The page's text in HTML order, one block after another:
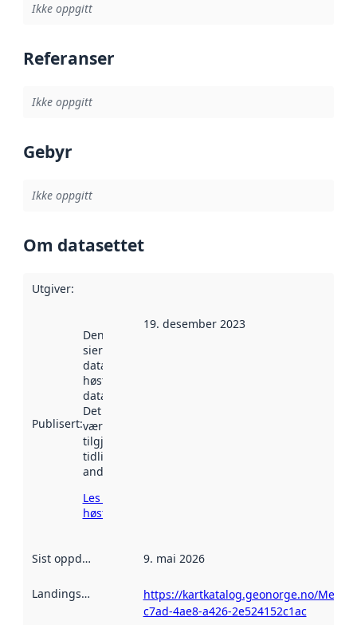
Ikke oppgitt
Referanser
Ikke oppgitt
Gebyr
Ikke oppgitt
Om datasettet
Utgiver:
Publisert:
Denne datoen
sier når
datasettet ble
høstet av
data.norge.no.
Det kan ha
vært
tilgjengelig
tidligere
andre steder.
Les mer om
høsting her
19. desember 2023
Sist oppdatert 9. mai 2026
Landingsside
https://kartkatalog.geonorge.no/
c7ad-4ae8-a426-2e524152c1ac